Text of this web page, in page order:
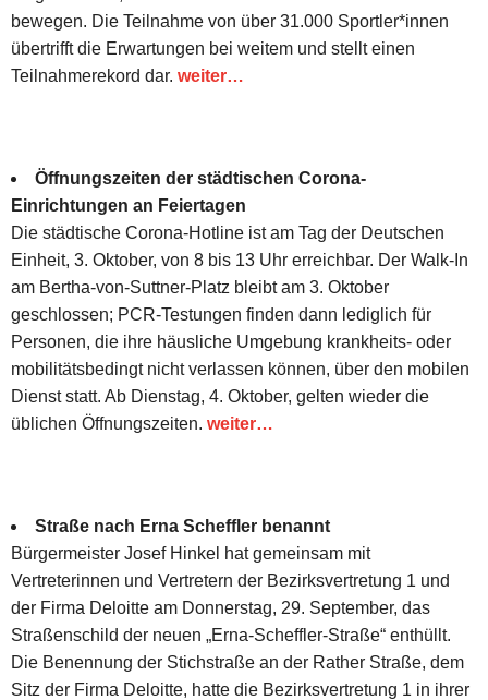
bewegen. Die Teilnahme von über 31.000 Sportler*innen
übertrifft die Erwartungen bei weitem und stellt einen
Teilnahmerekord dar. weiter…
Öffnungszeiten der städtischen Corona-
Einrichtungen an Feiertagen
Die städtische Corona-Hotline ist am Tag der Deutschen
Einheit, 3. Oktober, von 8 bis 13 Uhr erreichbar. Der Walk-In
am Bertha-von-Suttner-Platz bleibt am 3. Oktober
geschlossen; PCR-Testungen finden dann lediglich für
Personen, die ihre häusliche Umgebung krankheits- oder
mobilitätsbedingt nicht verlassen können, über den mobilen
Dienst statt. Ab Dienstag, 4. Oktober, gelten wieder die
üblichen Öffnungszeiten. weiter…
Straße nach Erna Scheffler benannt
Bürgermeister Josef Hinkel hat gemeinsam mit
Vertreterinnen und Vertretern der Bezirksvertretung 1 und
der Firma Deloitte am Donnerstag, 29. September, das
Straßenschild der neuen „Erna-Scheffler-Straße“ enthüllt.
Die Benennung der Stichstraße an der Rather Straße, dem
Sitz der Firma Deloitte, hatte die Bezirksvertretung 1 in ihrer